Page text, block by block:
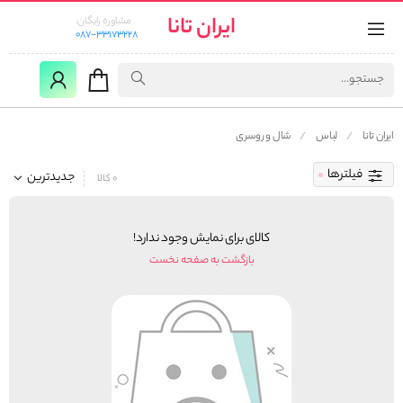
ایران تانا
مشاوره رایگان:
087-33173228
ایران تانا لباس شال و روسری
فیلترها جدیدترین 0 کالا
کالای برای نمایش وجود ندارد!
بازگشت به صفحه نخست